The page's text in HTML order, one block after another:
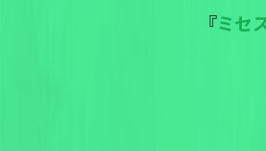
『ミセ